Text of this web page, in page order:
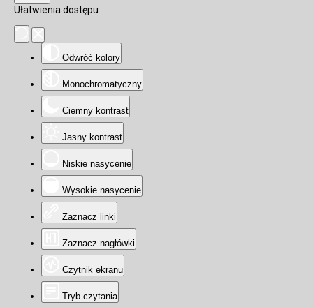
Ułatwienia dostępu
Odwróć kolory
Monochromatyczny
Ciemny kontrast
Jasny kontrast
Niskie nasycenie
Wysokie nasycenie
Zaznacz linki
Zaznacz nagłówki
Czytnik ekranu
Tryb czytania